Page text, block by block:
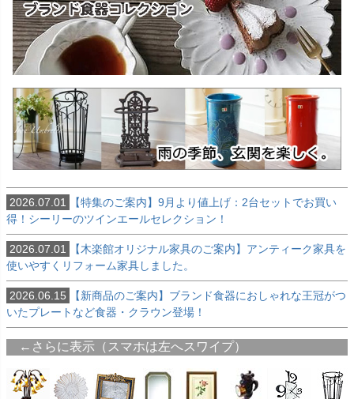
2026.07.01
【特集のご案内】9月より値上げ：2台セットでお買い
得！シーリーのツインエールセレクション！
2026.07.01
【木楽館オリジナル家具のご案内】アンティーク家具を
使いやすくリフォーム家具しました。
2026.06.15
【新商品のご案内】ブランド食器におしゃれな王冠がつ
いたプレートなど食器・クラウン登場！